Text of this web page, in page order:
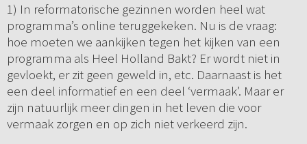
1) In reformatorische gezinnen worden heel wat
programma’s online teruggekeken. Nu is de vraag:
hoe moeten we aankijken tegen het kijken van een
programma als Heel Holland Bakt? Er wordt niet in
gevloekt, er zit geen geweld in, etc. Daarnaast is het
een deel informatief en een deel ‘vermaak’. Maar er
zijn natuurlijk meer dingen in het leven die voor
vermaak zorgen en op zich niet verkeerd zijn.